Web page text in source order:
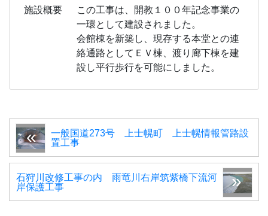
施設概要
この工事は、開教１００年記念事業の
一環として建設されました。
会館棟を新築し、現存する本堂との連
絡通路としてＥＶ棟、渡り廊下棟を建
設し平行歩行を可能にしました。
一般国道273号 上士幌町 上士幌情報管路設
置工事
石狩川改修工事の内 雨竜川右岸筑紫橋下流河
岸保護工事